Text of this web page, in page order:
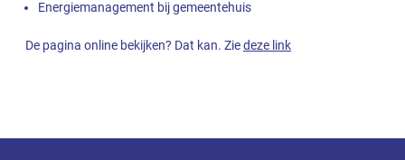
Energiemanagement bij gemeentehuis
De pagina online bekijken? Dat kan. Ziedeze link